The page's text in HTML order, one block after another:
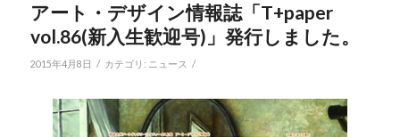
アート・デザイン情報誌「T+paper
vol.86(新入生歓迎号)」発行しました。
2015年4月8日 / カテゴリ: ニュース /